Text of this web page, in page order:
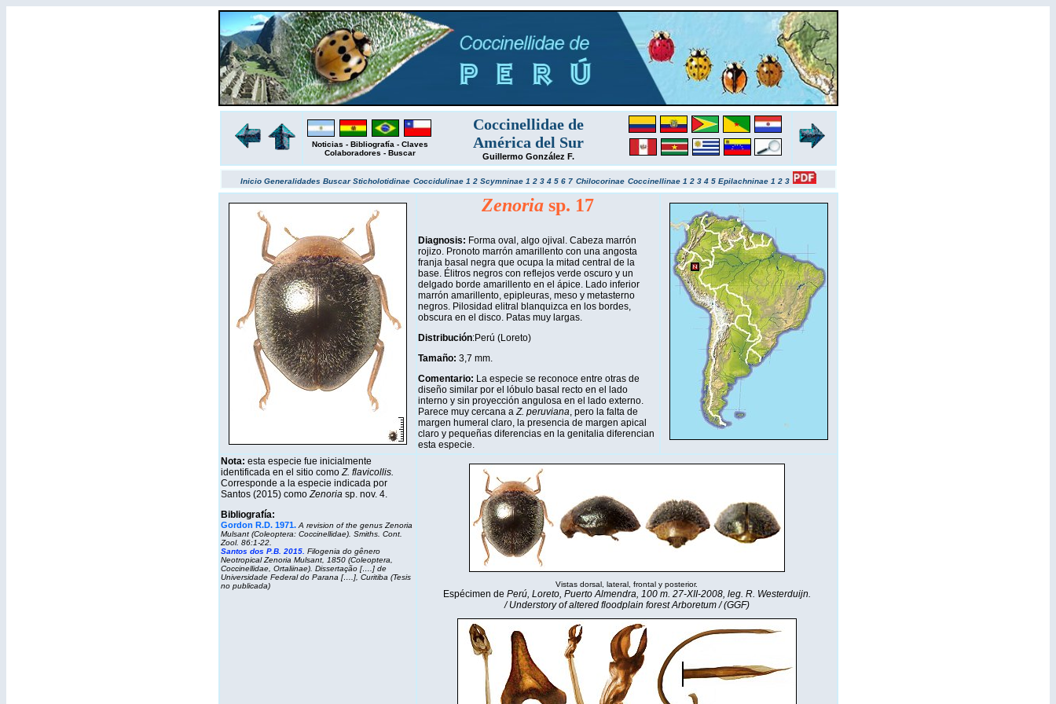
Noticias - Bibliografía - Claves
Colaboradores - Buscar
Coccinellidae de
América del Sur
Guillermo González F.
Inicio Generalidades BuscarSticholotidinae Coccidulinae 1 2 Scymninae 1 2 3 4 5 6 7 Chilocorinae Coccinellinae 1 2 3 4 5 Epilachninae 1 2 3
Zenoria sp. 17
Diagnosis: Forma oval, algo ojival. Cabeza marrón
rojizo. Pronoto marrón amarillento con una angosta
franja basal negra que ocupa la mitad central de la
base. Élitros negros con reflejos verde oscuro y un
delgado borde amarillento en el ápice. Lado inferior
marrón amarillento, epipleuras, meso y metasterno
negros. Pilosidad elitral blanquizca en los bordes,
obscura en el disco. Patas muy largas.
Distribución:Perú (Loreto)
Tamaño: 3,7 mm.
Comentario: La especie se reconoce entre otras de
diseño similar por el lóbulo basal recto en el lado
interno y sin proyección angulosa en el lado externo.
Parece muy cercana aZ. peruviana, pero la falta de
margen humeral claro, la presencia de margen apical
claro y pequeñas diferencias en la genitalia diferencian
esta especie.
Nota: esta especie fue inicialmente
identificada en el sitio comoZ. flavicollis.
Corresponde a la especie indicada por
Santos (2015) comoZenoriasp. nov. 4.
Bibliografía:
Gordon R.D. 1971. A revision of the genus Zenoria
Mulsant (Coleoptera: Coccinellidae). Smiths. Cont.
Zool. 86:1-22.
Santos dos P.B. 2015. Filogenia do gênero
Neotropical Zenoria Mulsant, 1850 (Coleoptera,
Coccinellidae, Ortaliinae). Dissertação [….] de
Universidade Federal do Parana [….], Curitiba (Tesis
no publicada)
Vistas dorsal, lateral, frontal y posterior.
Espécimen de Perú, Loreto, Puerto Almendra, 100 m. 27-XII-2008, leg. R. Westerduijn.
/ Understory of altered floodplain forest Arboretum / (GGF)